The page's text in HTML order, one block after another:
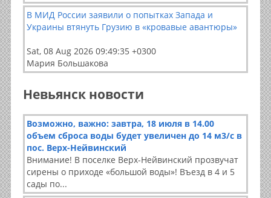
В МИД России заявили о попытках Запада и
Украины втянуть Грузию в «кровавые авантюры»
Sat, 08 Aug 2026 09:49:35 +0300
Мария Большакова
Невьянск новости
Возможно, важно: завтра, 18 июля в 14.00
объем сброса воды будет увеличен до 14 м3/с в
пос. Верх-Нейвинский
Внимание! В поселке Верх-Нейвинский прозвучат
сирены о приходе «большой воды»! Въезд в 4 и 5
сады по...